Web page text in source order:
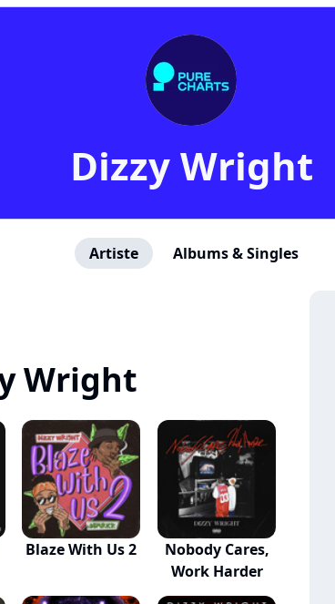
Dizzy Wright
Artiste Albums & Singles
Wright
Blaze With Us 2
Nobody Cares,
Work Harder